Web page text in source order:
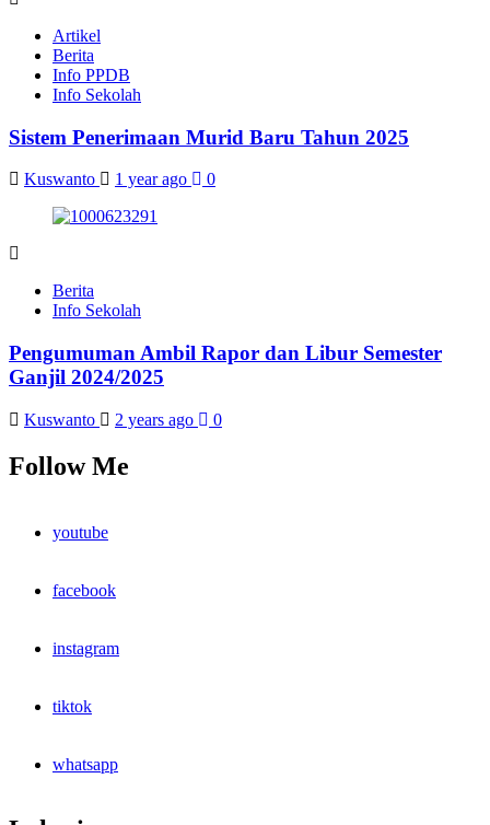
Artikel
Berita
Info PPDB
Info Sekolah
Sistem Penerimaan Murid Baru Tahun 2025
Kuswanto 1 year ago 0
Berita
Info Sekolah
Pengumuman Ambil Rapor dan Libur Semester
Ganjil 2024/2025
Kuswanto 2 years ago 0
Follow Me
youtube
facebook
instagram
tiktok
whatsapp